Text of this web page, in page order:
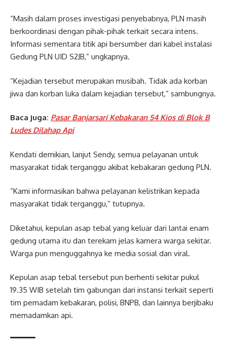
“Masih dalam proses investigasi penyebabnya, PLN masih
berkoordinasi dengan pihak-pihak terkait secara intens.
Informasi sementara titik api bersumber dari kabel instalasi
Gedung PLN UID S2JB,” ungkapnya.
“Kejadian tersebut merupakan musibah. Tidak ada korban
jiwa dan korban luka dalam kejadian tersebut,” sambungnya.
Baca juga: Pasar Banjarsari Kebakaran 54 Kios di Blok B
Ludes Dilahap Api
Kendati demikian, lanjut Sendy, semua pelayanan untuk
masyarakat tidak terganggu akibat kebakaran gedung PLN.
“Kami informasikan bahwa pelayanan kelistrikan kepada
masyarakat tidak terganggu,” tutupnya.
Diketahui, kepulan asap tebal yang keluar dari lantai enam
gedung utama itu dan terekam jelas kamera warga sekitar.
Warga pun menguggahnya ke media sosial dan viral.
Kepulan asap tebal tersebut pun berhenti sekitar pukul
19.35 WIB setelah tim gabungan dari instansi terkait seperti
tim pemadam kebakaran, polisi, BNPB, dan lainnya berjibaku
memadamkan api.